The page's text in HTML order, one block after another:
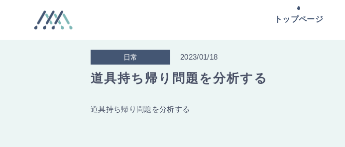
トップページ
日常 2023/01/18
道具持ち帰り問題を分析する
道具持ち帰り問題を分析する